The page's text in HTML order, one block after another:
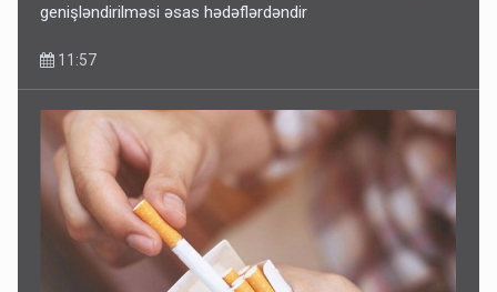
genişləndirilməsi əsas hədəflərdəndir
11:57